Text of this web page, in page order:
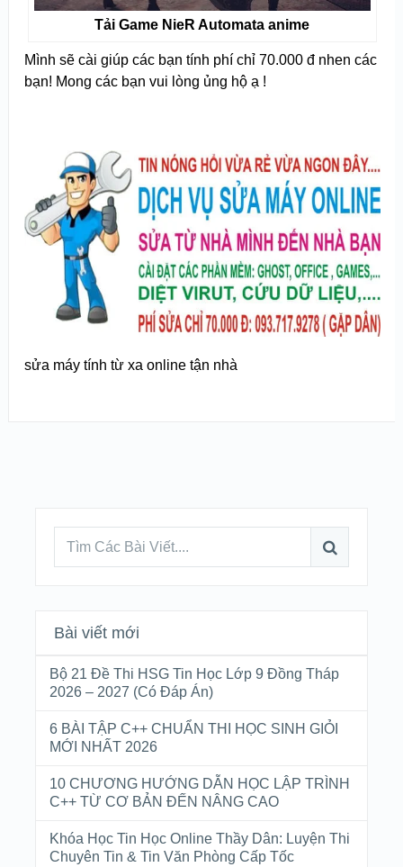
Tải Game NieR Automata anime
Mình sẽ cài giúp các bạn tính phí chỉ 70.000 đ nhen các
bạn! Mong các bạn vui lòng ủng hộ ạ !
sửa máy tính từ xa online tận nhà
Bài viết mới
Bộ 21 Đề Thi HSG Tin Học Lớp 9 Đồng Tháp
2026 – 2027 (Có Đáp Án)
6 BÀI TẬP C++ CHUẨN THI HỌC SINH GIỎI
MỚI NHẤT 2026
10 CHƯƠNG HƯỚNG DẪN HỌC LẬP TRÌNH
C++ TỪ CƠ BẢN ĐẾN NÂNG CAO
Khóa Học Tin Học Online Thầy Dân: Luyện Thi
Chuyên Tin & Tin Văn Phòng Cấp Tốc